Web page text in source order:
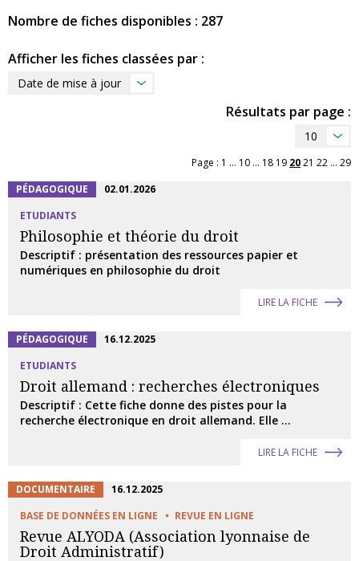
Nombre de fiches disponibles : 287
Afficher les fiches classées par :
Date de mise à jour
Résultats par page :
10
Page : 1 ... 10 ... 18 19 2021 22 ... 29
PÉDAGOGIQUE
02.01.2026
ETUDIANTS
Philosophie et théorie du droit
Descriptif : présentation des ressources papier et
numériques en philosophie du droit
LIRE LA FICHE
PÉDAGOGIQUE
16.12.2025
ETUDIANTS
Droit allemand : recherches électroniques
Descriptif : Cette fiche donne des pistes pour la
recherche électronique en droit allemand. Elle ...
LIRE LA FICHE
DOCUMENTAIRE
16.12.2025
BASE DE DONNÉES EN LIGNE
REVUE EN LIGNE
Revue ALYODA (Association lyonnaise de
Droit Administratif)